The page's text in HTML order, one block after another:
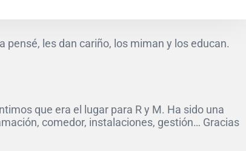
les dan cariño, los miman y los educan.
que era el lugar para R y M. Ha sido una
comedor, instalaciones, gestión… Gracias